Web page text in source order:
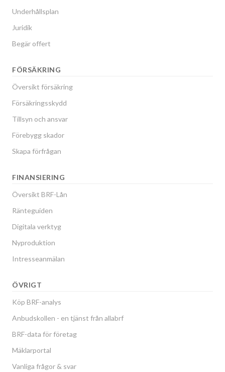
Underhållsplan
Juridik
Begär offert
FÖRSÄKRING
Översikt försäkring
Försäkringsskydd
Tillsyn och ansvar
Förebygg skador
Skapa förfrågan
FINANSIERING
Översikt BRF-Lån
Ränteguiden
Digitala verktyg
Nyproduktion
Intresseanmälan
ÖVRIGT
Köp BRF-analys
Anbudskollen - en tjänst från allabrf
BRF-data för företag
Mäklarportal
Vanliga frågor & svar